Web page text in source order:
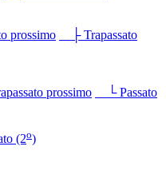
prossimo
├ Trapassato
prossimo
└ Passato
(2o)